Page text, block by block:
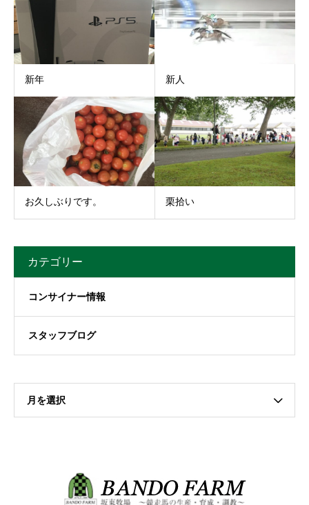
新年 新人
お久しぶりです。 栗拾い
カテゴリー
コンサイナー情報
スタッフブログ
月を選択